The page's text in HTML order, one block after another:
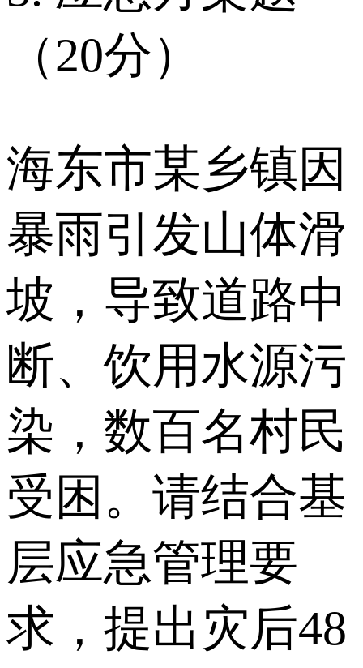
（20分）
海东市某乡镇因
暴雨引发山体滑
坡，导致道路中
断、饮用水源污
染，数百名村民
受困。请结合基
层应急管理要
求，提出灾后48